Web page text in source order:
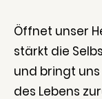
Öffnet unser
stärkt die
und bringt
des Lebens